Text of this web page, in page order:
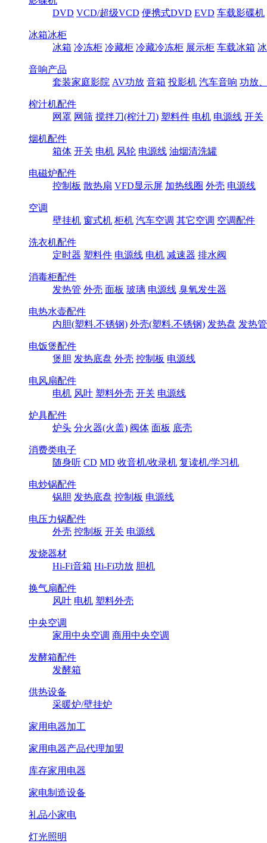
DVD VCD/超级VCD 便携式DVD EVD 车载影碟机
冰箱冰柜
冰箱 冷冻柜 冷藏柜 冷藏冷冻柜 展示柜 车载冰箱
音响产品
套装家庭影院 AV功放 音箱 投影机 汽车音响 功放
榨汁机配件
网罩 网筛 搅拌刀(榨汁刀) 塑料件 电机 电源线 开关
烟机配件
箱体 开关 电机 风轮 电源线 油烟清洗罐
电磁炉配件
控制板 散热扇 VFD显示屏 加热线圈 外壳 电源线
空调
壁挂机 窗式机 柜机 汽车空调 其它空调 空调配件
洗衣机配件
定时器 塑料件 电源线 电机 减速器 排水阀
消毒柜配件
发热管 外壳 面板 玻璃 电源线 臭氧发生器
电热水壶配件
内胆(塑料.不锈钢) 外壳(塑料.不锈钢) 发热盘 发热管
电饭煲配件
煲胆 发热底盘 外壳 控制板 电源线
电风扇配件
电机 风叶 塑料外壳 开关 电源线
炉具配件
炉头 分火器(火盖) 阀体 面板 底壳
消费类电子
随身听 CD MD 收音机/收录机 复读机/学习机
电炒锅配件
锅胆 发热底盘 控制板 电源线
电压力锅配件
外壳 控制板 开关 电源线
发烧器材
Hi-Fi音箱 Hi-Fi功放 胆机
换气扇配件
风叶 电机 塑料外壳
中央空调
家用中央空调 商用中央空调
发酵箱配件
发酵箱
供热设备
采暖炉/壁挂炉
家用电器加工
家用电器产品代理加盟
库存家用电器
家电制造设备
礼品小家电
灯光照明